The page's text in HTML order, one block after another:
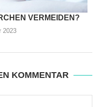
VERMEIDEN?
2023
KOMMENTAR